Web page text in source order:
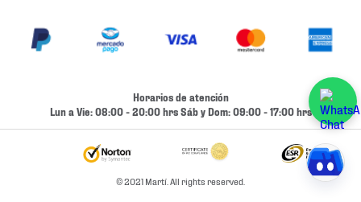
Cambios y Devoluciones
Condiciones de Entrega y Devolución Marketplace
Ubica tu Tienda
Términos y Condiciones
Horarios de atención
Lun a Vie: 08:00 - 20:00 hrs Sáb y Dom: 09:00 - 17:00 hrs
© 2021 Martí. All rights reserved.